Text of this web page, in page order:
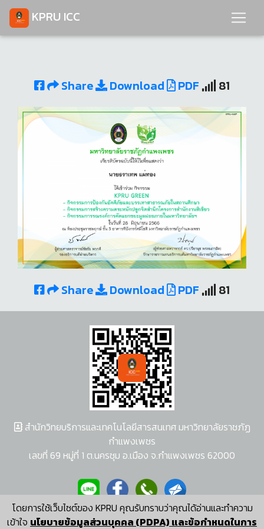
KPRU ICC
Share Download PDF 81
Share Download PDF 81
โดยการใช้เว็บไซต์ของ KPRU คุณรับทราบว่าคุณได้อ่านและทำความ
เข้าใจ นโยบายข้อมูลส่วนบุคคล (PDPA) และข้อกำหนดในการ
สำนักวิทยบริการและเทคโนโลยีสารสนเทศ มหาวิทยาลัยราชภัฏ
กำแพงเพชร
เลขที่ 69 หมู่ที่ 1 ต.นครชุม อ.เมือง จ.กำแพงเพชร 62000
ผู้พัฒนาระบบ อนุชา พวงผกา